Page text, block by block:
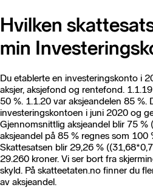
Hvilken
min
Du etablerte en investeringskonto i
aksjer, aksjefond og rentefond.
50 %. 1.1.20 var aksjeandelen 85 %.
investeringskontoen i juni 2020 og
Gjennomsnittlig aksjeandel blir 75
aksjeandel på 85 % regnes som 100
Skattesatsen blir 29,26 %
29.260 kroner. Vi ser bort fra
skyld. På skatteetaten.no finner du
av aksjeandel.